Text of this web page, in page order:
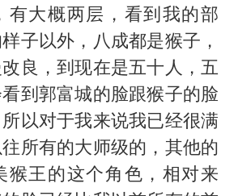
有大概两层，看到我的部
子以外，八成都是猴子，
良，到现在是五十人，五
到郭富城的脸跟猴子的脸
以对于我来说我已经很满
所有的大师级的，其他的
猴王的这个角色，相对来